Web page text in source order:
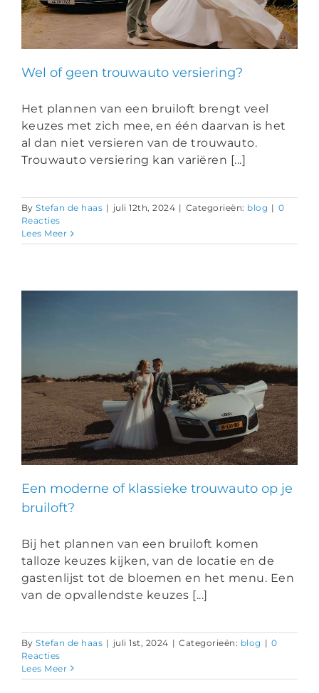
Wel of geen trouwauto versiering?
Het plannen van een bruiloft brengt veel
keuzes met zich mee, en één daarvan is het
al dan niet versieren van de trouwauto.
Trouwauto versiering kan variëren [...]
ByStefan de haas | juli 12th, 2024 | Categorieën: blog | 0
Reacties
Lees Meer
Een moderne of klassieke trouwauto op je
bruiloft?
Bij het plannen van een bruiloft komen
talloze keuzes kijken, van de locatie en de
gastenlijst tot de bloemen en het menu. Een
van de opvallendste keuzes [...]
ByStefan de haas | juli 1st, 2024 | Categorieën: blog | 0
Reacties
Lees Meer